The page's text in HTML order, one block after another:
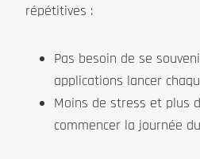
répétitives :
Pas besoin de se
applications lancer
Moins de stress et plus
commencer la journée